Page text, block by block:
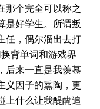
那个完全可以称之
是好学生。所谓叛
任，偶尔溜出去打
背单词和游戏界
后来一直是我羡慕
义因子的熏陶，更
上什么让我醍醐追